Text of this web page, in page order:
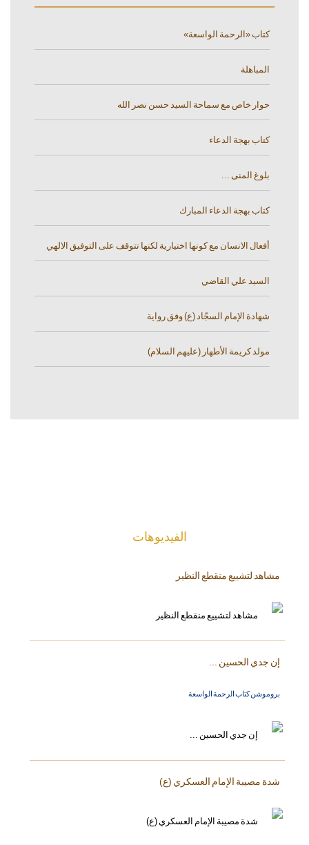
كتاب «الرحمة الواسعة»
المباهلة
حوار خاص مع سماحة السيد حسن نصر الله
كتاب بهجة الدعاء
بلوغ المنى ...
كتاب بهجة الدعاء المبارك
أفعال الانسان مع كونها اختيارية لكنها تتوقف على التوفيق الالهي
السيد علي القاضي
شهادة الإمام السجّاد (ع) وفق رواية
مولد كريمة الأطهار (عليهم السلام)
الفیدیوهات
مشاهد لتشييع منقطع النظير
إن جدي الحسين ...
بروموشن كتاب الرحمة الواسعة
شدة مصيبة الإمام العسكري (ع)